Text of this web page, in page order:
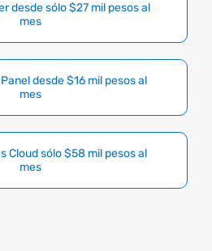
desde sólo $27 mil pesos al
mes
desde $16 mil pesos al
mes
Cloud sólo $58 mil pesos al
mes